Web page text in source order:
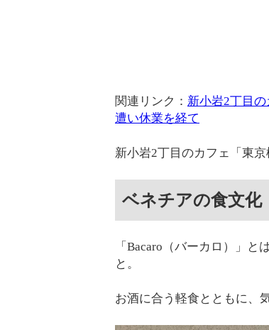
関連リンク： 新小岩2丁目
遭い休業を経て
新小岩2丁目のカフェ「東京
ベネチアの食文化
「Bacaro（バーカロ）」
と。
お酒に合う軽食とともに、